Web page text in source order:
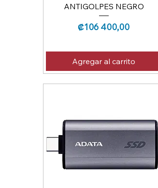
ANTIGOLPES NEGRO
Precio
₡106 400,00
Agregar al carrito